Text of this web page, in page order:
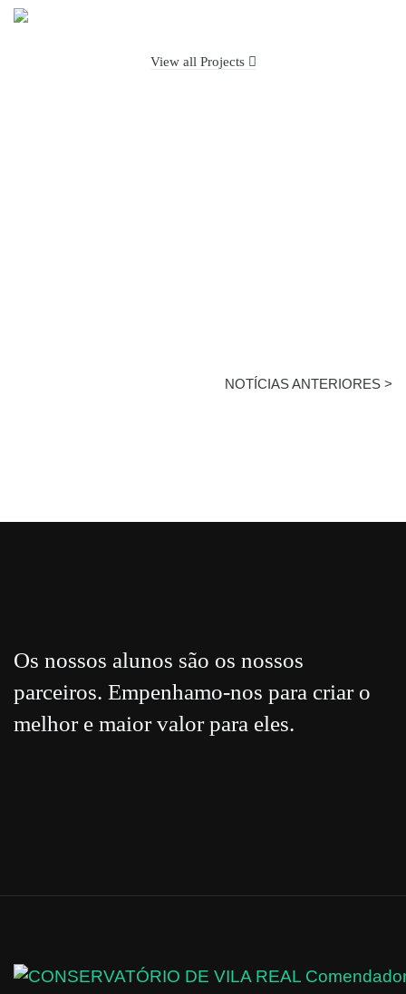
View all Projects
NOTÍCIAS ANTERIORES >
Os nossos alunos são os nossos
parceiros. Empenhamo-nos para criar o
melhor e maior valor para eles.